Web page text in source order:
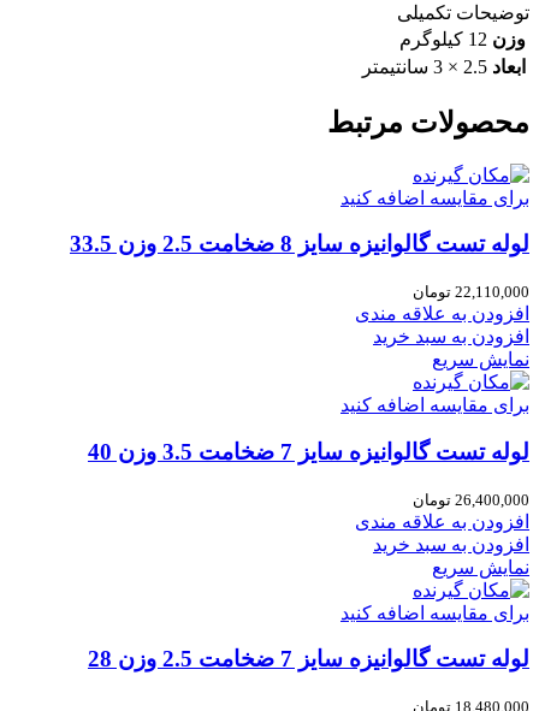
توضیحات تکمیلی
وزن 12 کیلوگرم
ابعاد 2.5 × 3 سانتیمتر
محصولات مرتبط
برای مقایسه اضافه کنید
لوله تست گالوانیزه سایز 8 ضخامت 2.5 وزن 33.5
22,110,000 تومان
افزودن به علاقه مندی
افزودن به سبد خرید
نمایش سریع
برای مقایسه اضافه کنید
لوله تست گالوانیزه سایز 7 ضخامت 3.5 وزن 40
26,400,000 تومان
افزودن به علاقه مندی
افزودن به سبد خرید
نمایش سریع
برای مقایسه اضافه کنید
لوله تست گالوانیزه سایز 7 ضخامت 2.5 وزن 28
18,480,000 تومان